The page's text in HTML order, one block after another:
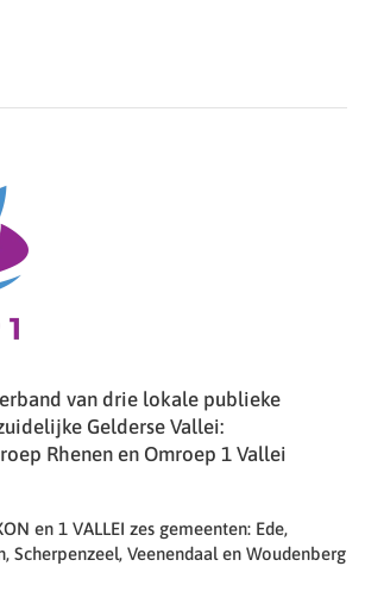
van drie lokale publieke
Gelderse Vallei:
Rhenen en Omroep 1 Vallei
en 1 VALLEI zes gemeenten: Ede,
Scherpenzeel, Veenendaal en Woudenberg